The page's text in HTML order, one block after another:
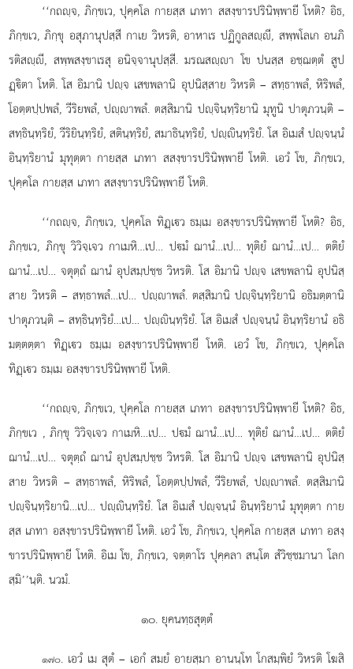
‘‘กถฺจ, ภิกฺขเว, ปุคฺคโล กายสฺส เภทา สสงฺขารปรินิพฺพายี โหติ? อิธ,
ภิกฺขเว, ภิกฺขุ อสุภานุปสฺสี กาเย วิหรติ, อาหาเร ปฏิกูลสฺี, สพฺพโลเก อนภิ
รติสฺี, สพฺพสงฺขาเรสุ อนิจฺจานุปสฺสี. มรณสฺา โข ปนสฺส อชฺฌตฺตํ สูป
ฏฺิตา โหติ. โส อิมานิ ปฺจ เสขพลานิ อุปนิสฺสาย วิหรติ – สทฺธาพลํ, หิริพลํ,
โอตฺตปฺปพลํ, วีริยพลํ, ปฺาพลํ. ตสฺสิมานิ ปฺจินฺทฺริยานิ มุทูนิ ปาตุภวนฺติ –
สทฺธินฺทฺริยํ, วีริยินฺทฺริยํ, สตินฺทฺริยํ, สมาธินฺทฺริยํ, ปฺินฺทฺริยํ. โส อิเมสํ ปฺจนฺนํ
อินฺทฺริยานํ มุทุตฺตา กายสฺส เภทา สสงฺขารปรินิพฺพายี โหติ. เอวํ โข, ภิกฺขเว,
ปุคฺคโล กายสฺส เภทา สสงฺขารปรินิพฺพายี โหติ.
‘‘กถฺจ, ภิกฺขเว, ปุคฺคโล ทิฏฺเว ธมฺเม อสงฺขารปรินิพฺพายี โหติ? อิธ,
ภิกฺขเว, ภิกฺขุ วิวิจฺเจว กาเมหิ…เป… ปมํ ฌานํ…เป… ทุติยํ ฌานํ…เป… ตติยํ
ฌานํ…เป… จตุตฺถํ ฌานํ อุปสมฺปชฺช วิหรติ. โส อิมานิ ปฺจ เสขพลานิ อุปนิสฺ
สาย วิหรติ – สทฺธาพลํ…เป… ปฺาพลํ. ตสฺสิมานิ ปฺจินฺทฺริยานิ อธิมตฺตานิ
ปาตุภวนฺติ – สทฺธินฺทฺริยํ…เป… ปฺินฺทฺริยํ. โส อิเมสํ ปฺจนฺนํ อินฺทฺริยานํ อธิ
มตฺตตฺตา ทิฏฺเว ธมฺเม อสงฺขารปรินิพฺพายี โหติ. เอวํ โข, ภิกฺขเว, ปุคฺคโล
ทิฏฺเว ธมฺเม อสงฺขารปรินิพฺพายี โหติ.
‘‘กถฺจ, ภิกฺขเว, ปุคฺคโล กายสฺส เภทา อสงฺขารปรินิพฺพายี โหติ? อิธ,
ภิกฺขเว , ภิกฺขุ วิวิจฺเจว กาเมหิ…เป… ปมํ ฌานํ…เป… ทุติยํ ฌานํ…เป… ตติยํ
ฌานํ…เป… จตุตฺถํ ฌานํ อุปสมฺปชฺช วิหรติ. โส อิมานิ ปฺจ เสขพลานิ อุปนิสฺ
สาย วิหรติ – สทฺธาพลํ, หิริพลํ, โอตฺตปฺปพลํ, วีริยพลํ, ปฺาพลํ. ตสฺสิมานิ
ปฺจินฺทฺริยานิ…เป… ปฺินฺทฺริยํ. โส อิเมสํ ปฺจนฺนํ อินฺทฺริยานํ มุทุตฺตา กาย
สฺส เภทา อสงฺขารปรินิพฺพายี โหติ. เอวํ โข, ภิกฺขเว, ปุคฺคโล กายสฺส เภทา อสงฺ
ขารปรินิพฺพายี โหติ. อิเม โข, ภิกฺขเว, จตฺตาโร ปุคฺคลา สนฺโต สํวิชฺชมานา โลก
สฺมิ’’นฺติ. นวมํ.
๑๐. ยุคนทฺธสุตฺตํ
๑๗๐. เอวํ เม สุตํ – เอกํ สมยํ อายสฺมา อานนฺโท โกสมฺพิยํ วิหรติ โฆสิ